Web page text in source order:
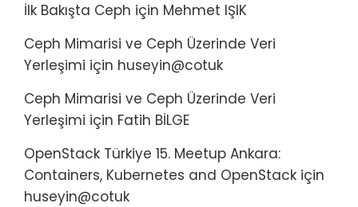
İlk Bakışta Ceph için Mehmet IŞIK
Ceph Mimarisi ve Ceph Üzerinde Veri
Yerleşimi için huseyin@cotuk
Ceph Mimarisi ve Ceph Üzerinde Veri
Yerleşimi için Fatih BİLGE
OpenStack Türkiye 15. Meetup Ankara:
Containers, Kubernetes and OpenStack için
huseyin@cotuk